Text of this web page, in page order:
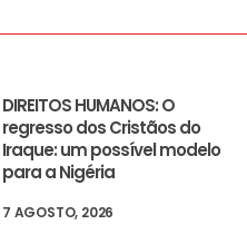
DIREITOS HUMANOS: O
regresso dos Cristãos do
Iraque: um possível modelo
para a Nigéria
7 AGOSTO, 2026